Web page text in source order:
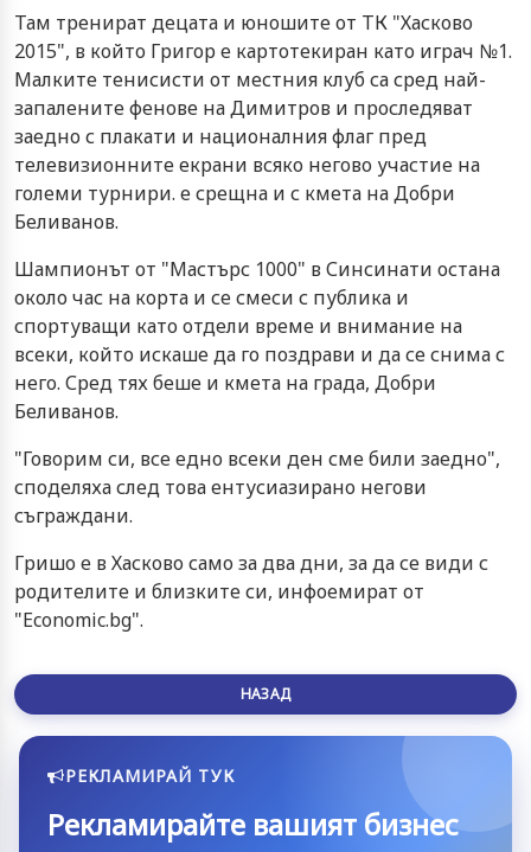
Там тренират децата и юношите от ТК "Хасково
2015", в който Григор е картотекиран като играч №1.
Малките тенисисти от местния клуб са сред най-
запалените фенове на Димитров и проследяват
заедно с плакати и националния флаг пред
телевизионните екрани всяко негово участие на
големи турнири. е срещна и с кмета на Добри
Беливанов.
Шампионът от "Мастърс 1000" в Синсинати остана
около час на корта и се смеси с публика и
спортуващи като отдели време и внимание на
всеки, който искаше да го поздрави и да се снима с
него. Сред тях беше и кмета на града, Добри
Беливанов.
"Говорим си, все едно всеки ден сме били заедно",
споделяха след това ентусиазирано негови
съграждани.
Гришо е в Хасково само за два дни, за да се види с
родителите и близките си, инфоемират от
"Economic.bg".
НАЗАД
РЕКЛАМИРАЙ ТУК
Рекламирайте вашият бизнес